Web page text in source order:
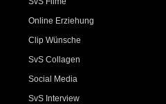
Online Erziehung
Clip Wünsche
SvS Collagen
Social Media
SvS Interview